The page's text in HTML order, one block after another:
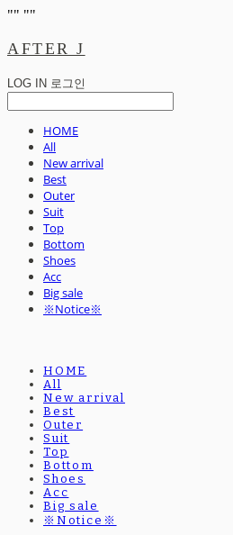
"" ""
AFTER J
LOG IN 로그인
HOME
All
New arrival
Best
Outer
Suit
Top
Bottom
Shoes
Acc
Big sale
※Notice※
HOME
All
New arrival
Best
Outer
Suit
Top
Bottom
Shoes
Acc
Big sale
※Notice※